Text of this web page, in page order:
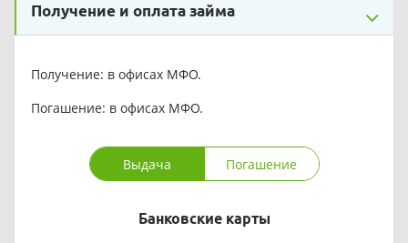
Получение и оплата займа
Получение: в офисах МФО.
Погашение: в офисах МФО.
Выдача Погашение
Банковские карты